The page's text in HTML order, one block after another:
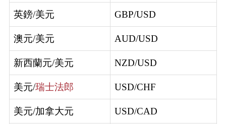
英鎊/美元 GBP/USD
澳元/美元 AUD/USD
新西蘭元/美元 NZD/USD
美元/瑞士法郎 USD/CHF
美元/加拿大元 USD/CAD